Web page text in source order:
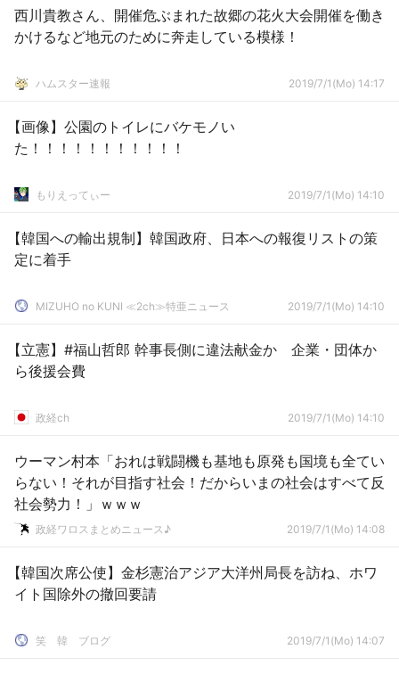
西川貴教さん、開催危ぶまれた故郷の花火大会開催を働き
かけるなど地元のために奔走している模様！
ハムスター速報 2019/7/1(Mo) 14:17
【画像】公園のトイレにバケモノい
た！！！！！！！！！！！
もりえってぃー 2019/7/1(Mo) 14:10
【韓国への輸出規制】韓国政府、日本への報復リストの策
定に着手
MIZUHO no KUNI ≪2ch≫特亜ニュース 2019/7/1(Mo) 14:10
【立憲】#福山哲郎 幹事長側に違法献金か 企業・団体か
ら後援会費
政経ch 2019/7/1(Mo) 14:10
ウーマン村本「おれは戦闘機も基地も原発も国境も全てい
らない！それが目指す社会！だからいまの社会はすべて反
社会勢力！」ｗｗｗ
政経ワロスまとめニュース♪ 2019/7/1(Mo) 14:08
【韓国次席公使】金杉憲治アジア大洋州局長を訪ね、ホワ
イト国除外の撤回要請
笑 韓 ブログ 2019/7/1(Mo) 14:07